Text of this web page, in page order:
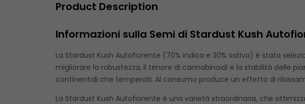
Product Description
Informazioni sulla Semi di Stardust Kush
La Stardust Kush Autofiorente (70% indica e 30% sativa) è stata
migliorare la robustezza, il tenore di cannabinoidi e la stabilità delle
continentali che temperati. Al consumo produce un effetto di
La Stardust Kush Autofiorente è una varietà straordinaria, che